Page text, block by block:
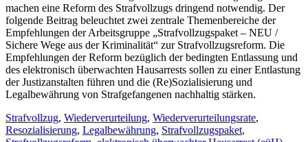
machen eine Reform des Strafvollzugs dringend notwendig. Der
folgende Beitrag beleuchtet zwei zentrale Themenbereiche der
Empfehlungen der Arbeitsgruppe „Strafvollzugspaket – NEU /
Sichere Wege aus der Kriminalität“ zur Strafvollzugsreform. Die
Empfehlungen der Reform bezüglich der bedingten Entlassung und
des elektronisch überwachten Hausarrests sollen zu einer Entlastung
der Justizanstalten führen und die (Re)Sozialisierung und
Legalbewährung von Strafgefangenen nachhaltig stärken.
Strafvollzug, Wiederverurteilung, Wiederverurteilungsrate,
Resozialisierung, Legalbewährung, Strafvollzugspaket,